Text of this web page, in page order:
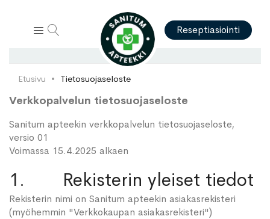
Reseptiasiointi
Etusivu Tietosuojaseloste
Verkkopalvelun tietosuojaseloste
Sanitum apteekin verkkopalvelun tietosuojaseloste,
versio 01
Voimassa 15.4.2025 alkaen
1. Rekisterin yleiset tiedot
Rekisterin nimi on Sanitum apteekin asiakasrekisteri
(myöhemmin "Verkkokaupan asiakasrekisteri")